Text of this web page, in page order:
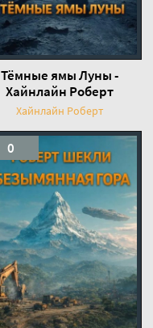
Тёмные ямы Луны -
Хайнлайн Роберт
Хайнлайн Роберт
0